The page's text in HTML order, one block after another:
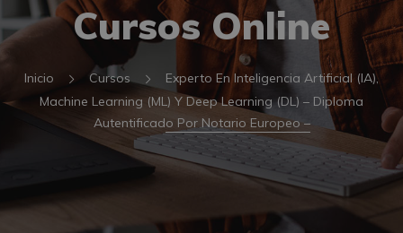
Cursos Online
Inicio Cursos
Experto En Inteligencia Artificial (IA),
Machine Learning (ML) Y Deep Learning (DL) – Diploma
Autentificado Por Notario Europeo –